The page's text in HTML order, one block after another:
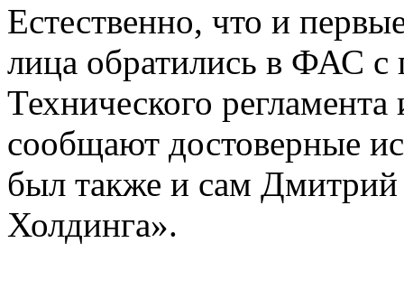
Естественно, что и
лица обратились в ФАС с
Технического
сообщают достоверные
был также и сам
Холдинга».